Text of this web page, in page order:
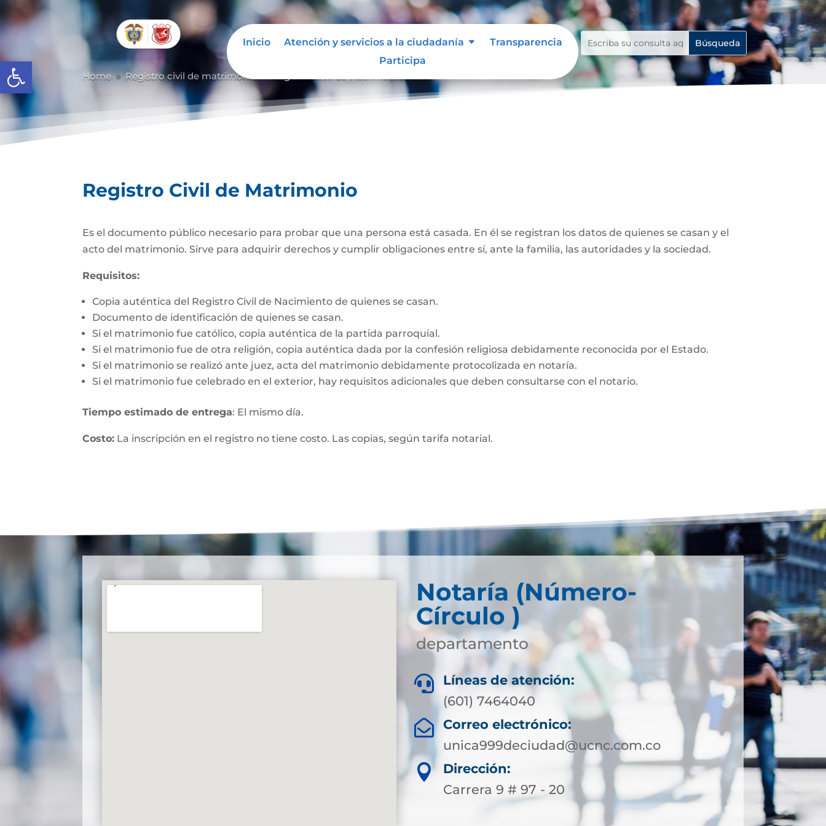
Abrir barra de herramientas
Inicio Atención y servicios a la ciudadanía
Transparencia
Participa
Home 9 Registro civil de matrimonio
Registro Civil de Matrimonio
Es el documento público necesario para probar que una persona está casada. En él se registran los datos de quienes se casan y el
acto del matrimonio. Sirve para adquirir derechos y cumplir obligaciones entre sí, ante la familia, las autoridades y la sociedad.
Requisitos:
Copia auténtica del Registro Civil de Nacimiento de quienes se casan.
Documento de identificación de quienes se casan.
Si el matrimonio fue católico, copia auténtica de la partida parroquial.
Si el matrimonio fue de otra religión, copia auténtica dada por la confesión religiosa debidamente reconocida por el Estado.
Si el matrimonio se realizó ante juez, acta del matrimonio debidamente protocolizada en notaría.
Si el matrimonio fue celebrado en el exterior, hay requisitos adicionales que deben consultarse con el notario.
Tiempo estimado de entrega: El mismo día.
Costo: La inscripción en el registro no tiene costo. Las copias, según tarifa notarial.
Notaría (Número-
Círculo )
departamento

Líneas de atención:
(601) 7464040

Correo electrónico:
unica999deciudad@ucnc.com.co

Dirección:
Carrera 9 # 97 - 20